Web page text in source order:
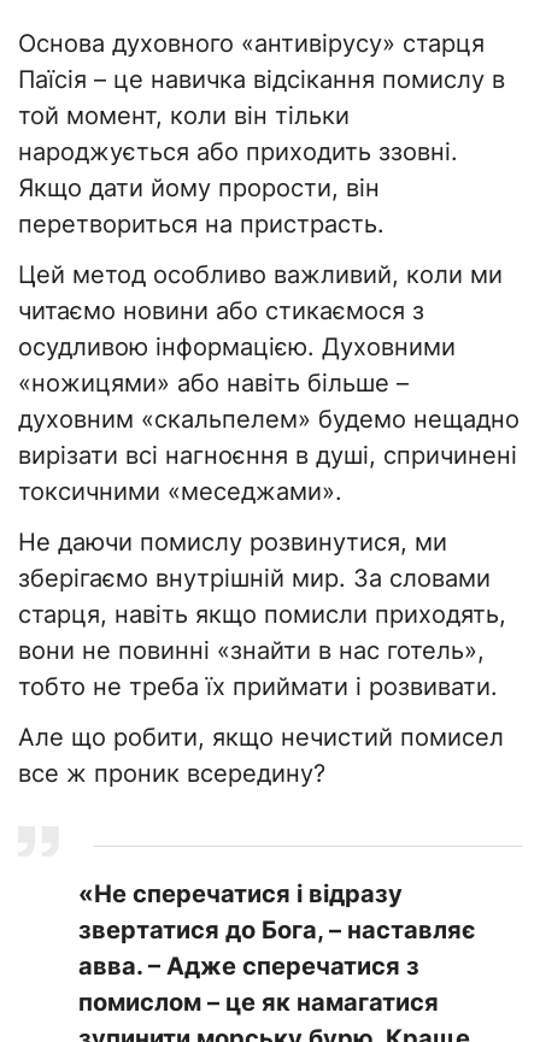
Основа духовного «антивірусу» старця
Паїсія – це навичка відсікання помислу в
той момент, коли він тільки
народжується або приходить ззовні.
Якщо дати йому прорости, він
перетвориться на пристрасть.
Цей метод особливо важливий, коли ми
читаємо новини або стикаємося з
осудливою інформацією. Духовними
«ножицями» або навіть більше –
духовним «скальпелем» будемо нещадно
вирізати всі нагноєння в душі, спричинені
токсичними «меседжами».
Не даючи помислу розвинутися, ми
зберігаємо внутрішній мир. За словами
старця, навіть якщо помисли приходять,
вони не повинні «знайти в нас готель»,
тобто не треба їх приймати і розвивати.
Але що робити, якщо нечистий помисел
все ж проник всередину?
«Не сперечатися і відразу
звертатися до Бога, – наставляє
авва. – Адже сперечатися з
помислом – це як намагатися